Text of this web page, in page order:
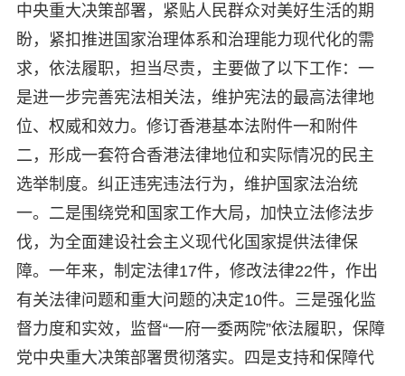
中央重大决策部署，紧贴人民群众对美好生活的期
盼，紧扣推进国家治理体系和治理能力现代化的需
求，依法履职，担当尽责，主要做了以下工作：一
是进一步完善宪法相关法，维护宪法的最高法律地
位、权威和效力。修订香港基本法附件一和附件
二，形成一套符合香港法律地位和实际情况的民主
选举制度。纠正违宪违法行为，维护国家法治统
一。二是围绕党和国家工作大局，加快立法修法步
伐，为全面建设社会主义现代化国家提供法律保
障。一年来，制定法律17件，修改法律22件，作出
有关法律问题和重大问题的决定10件。三是强化监
督力度和实效，监督“一府一委两院”依法履职，保障
党中央重大决策部署贯彻落实。四是支持和保障代